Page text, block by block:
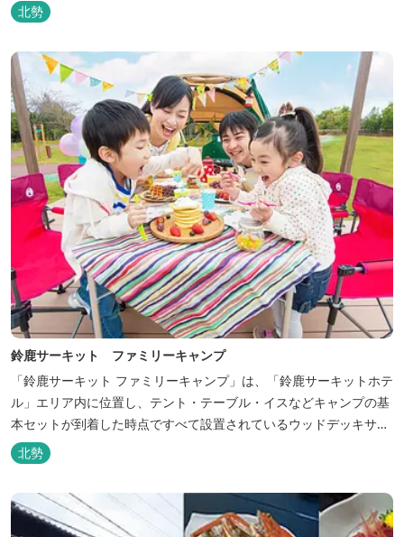
はじめ、ファミリーにおすすめのキッズ・ベビーにやさしいこだわ
りの詰まった「サーキット キッズルーム」「コチラファミリールー
ム」など様々なコンセプトルームをご用意しています。 また、お子
さま連れでも安心し...
北勢
鈴鹿サーキット ファミリーキャンプ
「鈴鹿サーキット ファミリーキャンプ」は、「鈴鹿サーキットホテ
ル」エリア内に位置し、テント・テーブル・イスなどキャンプの基
本セットが到着した時点ですべて設置されているウッドデッキサイ
トの他、初めてのキャンプでも安心して楽しめる設備が整ったキャ
ンプ場です。 さらに、手ぶらでキャンプをお楽しみいただけるよう
に夕食バーべキュー用の炭火セットなどのレンタル品や国産牛BBQ
セットなどの食材も事前にご...
北勢